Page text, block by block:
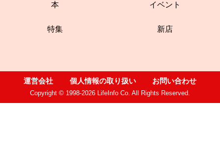
本 イベント
特集 新店
運営会社 個人情報の取り扱い お問い合わせ
Copyright © 1998-2026 LifeInfo Co. All Rights Reserved.